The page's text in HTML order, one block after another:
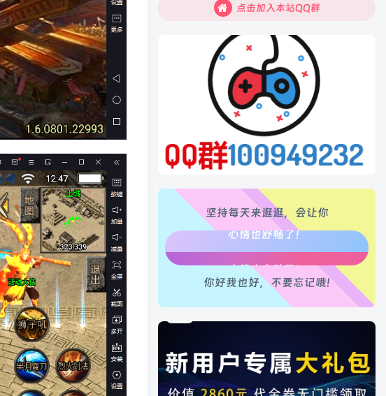
点击加入本站QQ群
坚持每天来逛逛，会让你
生活也美好了！
心情也舒畅了！
走路也有劲了！
腰也不酸了！
你好我也好，不要忘记哦!